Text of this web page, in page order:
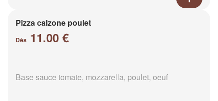
Pizza calzone poulet
Dès 11.00 €
Base sauce tomate, mozzarella, poulet, oeuf